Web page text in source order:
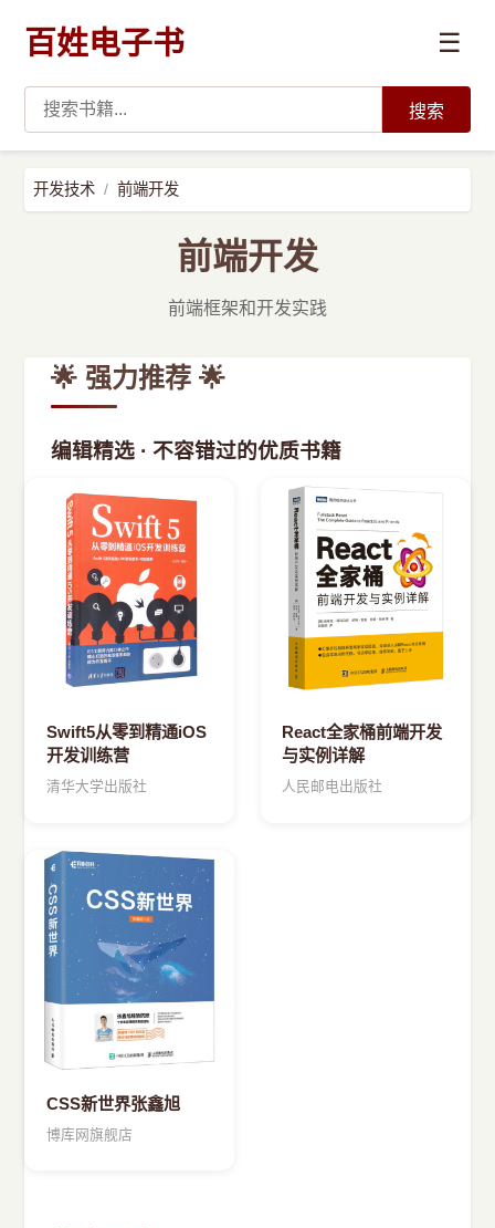
百姓电子书 ☰
其他资源
搜索
开发技术 前端开发
前端开发
前端框架和开发实践
🌟 强力推荐 🌟
编辑精选 · 不容错过的优质书籍
Swift5从零到精通iOS
开发训练营
清华大学出版社
React全家桶前端开发
与实例详解
人民邮电出版社
CSS新世界张鑫旭
博库网旗舰店